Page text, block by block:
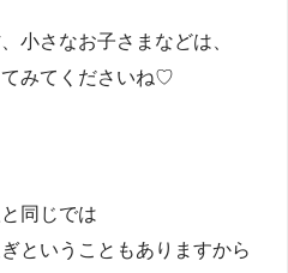
小さなお子さまなどは、
みてくださいね♡
同じでは
ということもありますから